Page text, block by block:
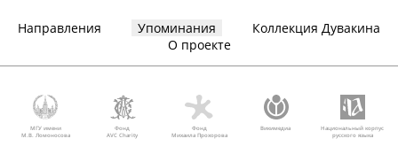
Направления Упоминания
Коллекция Дувакина
О проекте
МГУ имени
М.В. Ломоносова
Фонд
AVC Charity
Фонд
Михаила Прохорова
Викимедиа
Национальный корпус
русского языка